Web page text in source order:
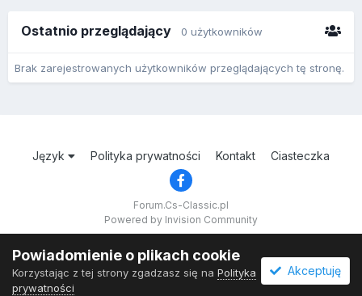
Ostatnio przeglądający 0 użytkowników
Brak zarejestrowanych użytkowników przeglądających tę stronę.
Język Polityka prywatności Kontakt Ciasteczka
Forum.Cs-Classic.pl
Powered by Invision Community
Powiadomienie o plikach cookie
Korzystając z tej strony zgadzasz się na Polityka
prywatności
Akceptuję